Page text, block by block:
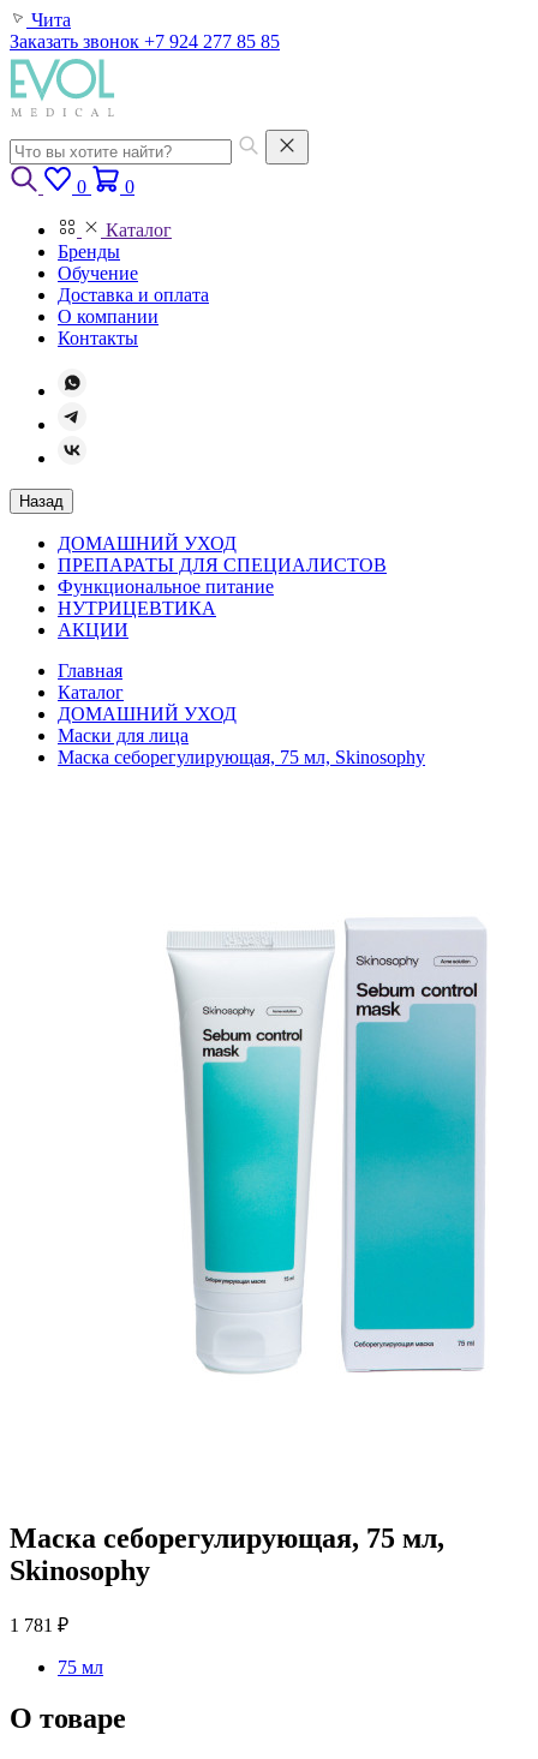
Чита
Заказать звонок +7 924 277 85 85
0 0
Каталог
Бренды
Обучение
Доставка и оплата
О компании
Контакты
Назад
ДОМАШНИЙ УХОД
ПРЕПАРАТЫ ДЛЯ СПЕЦИАЛИСТОВ
Функциональное питание
НУТРИЦЕВТИКА
АКЦИИ
Главная
Каталог
ДОМАШНИЙ УХОД
Маски для лица
Маска себорегулирующая, 75 мл, Skinosophy
Маска себорегулирующая, 75 мл,
Skinosophy
1 781 ₽
75 мл
О товаре